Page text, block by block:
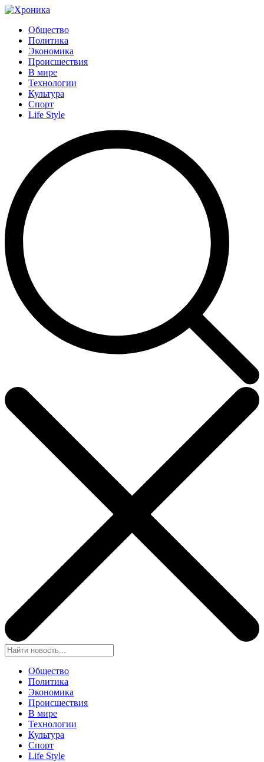
Общество
Политика
Экономика
Происшествия
В мире
Технологии
Культура
Спорт
Life Style
Общество
Политика
Экономика
Происшествия
В мире
Технологии
Культура
Спорт
Life Style